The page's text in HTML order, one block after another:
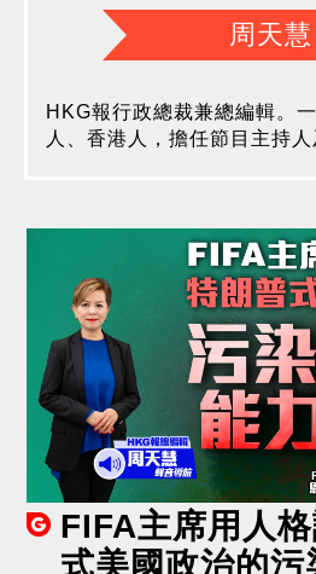
周天慧
HKG報行政總裁兼總編輯。
人、香港人，擔任節目主持人
FIFA主席用人
式美國政治的污